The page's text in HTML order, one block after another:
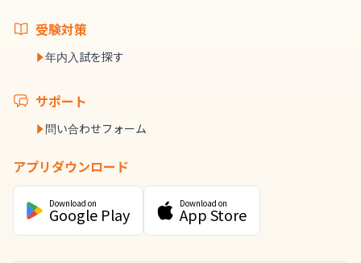
受験対策
年内入試を探す
サポート
問い合わせフォーム
アプリダウンロード
Download on
Google Play
Download on
App Store